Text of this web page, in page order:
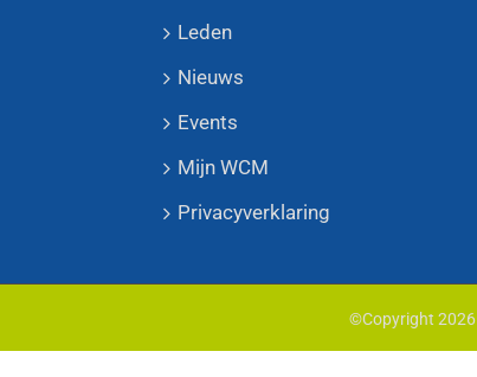
Leden
Nieuws
Events
Mijn WCM
Privacyverklaring
©Copyright 2026